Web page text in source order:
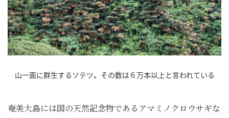
山一面に群生するソテツ。その数は６万本以上と言われている
奄美大島には国の天然記念物であるアマミノクロウサギな